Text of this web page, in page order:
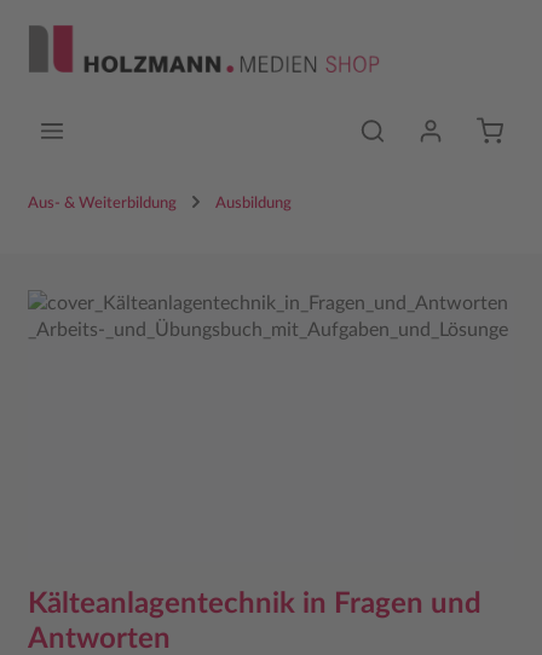
Aus- & Weiterbildung Ausbildung
Bildergalerie überspringen
Kälteanlagentechnik in Fragen und
Antworten